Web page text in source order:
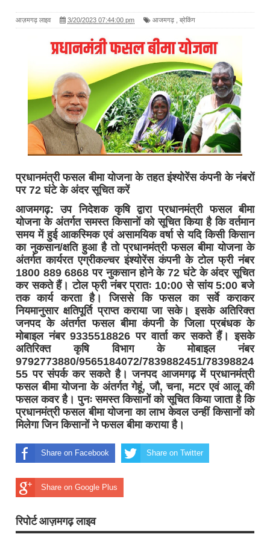
आज़मगढ़ लाइव 3/20/2023 07:44:00 pm आजमगढ़ ब्रेकिंग
प्रधानमंत्री फसल बीमा योजना के तहत इंश्योरेंस कंपनी के नंबरों
पर 72 घंटे के अंदर सूचित करें
आजमगढ़: उप निदेशक कृषि द्वारा प्रधानमंत्री फसल बीमा
योजना के अंतर्गत समस्त किसानों को सूचित किया है कि वर्तमान
समय में हुई आकस्मिक एवं असामयिक वर्षा से यदि किसी किसान
का नुकसान/क्षति हुआ है तो प्रधानमंत्री फसल बीमा योजना के
अंतर्गत कार्यरत एग्रीकल्चर इंश्योरेंस कंपनी के टोल फ्री नंबर
1800 889 6868 पर नुकसान होने के 72 घंटे के अंदर सूचित
कर सकते हैं। टोल फ्री नंबर प्रातः 10:00 से सांय 5:00 बजे
तक कार्य करता है। जिससे कि फसल का सर्वे कराकर
नियमानुसार क्षतिपूर्ति प्राप्त कराया जा सके। इसके अतिरिक्त
जनपद के अंतर्गत फसल बीमा कंपनी के जिला प्रबंधक के
मोबाइल नंबर 9335518826 पर वार्ता कर सकते हैं। इसके
अतिरिक्त कृषि विभाग के मोबाइल नंबर
9792773880/9565184072/7839882451/78398824
55 पर संपर्क कर सकते है। जनपद आजमगढ़ में प्रधानमंत्री
फसल बीमा योजना के अंतर्गत गेहूं, जौ, चना, मटर एवं आलू की
फसल कवर है। पुनः समस्त किसानों को सूचित किया जाता है कि
प्रधानमंत्री फसल बीमा योजना का लाभ केवल उन्हीं किसानों को
मिलेगा जिन किसानों ने फसल बीमा कराया है।
Share on Facebook Share on Twitter
Share on Google Plus
रिपोर्ट आज़मगढ़ लाइव